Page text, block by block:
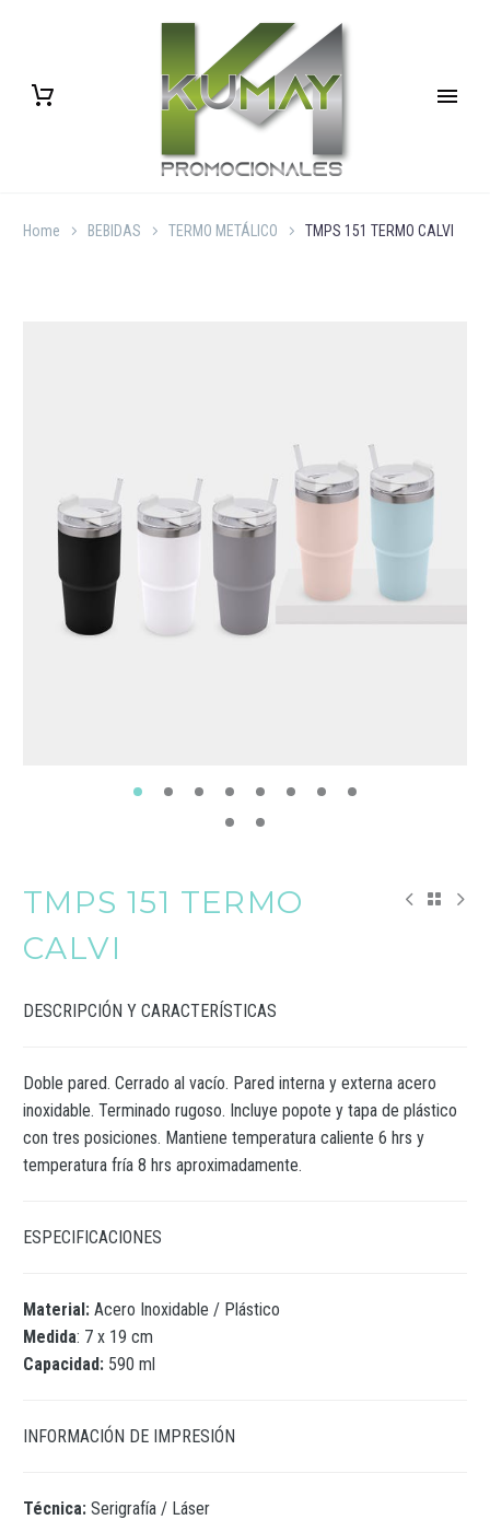
Home BEBIDAS TERMO METÁLICO TMPS 151 TERMO CALVI
TMPS 151 TERMO
CALVI
DESCRIPCIÓN Y CARACTERÍSTICAS
Doble pared. Cerrado al vacío. Pared interna y externa acero
inoxidable. Terminado rugoso. Incluye popote y tapa de plástico
con tres posiciones. Mantiene temperatura caliente 6 hrs y
temperatura fría 8 hrs aproximadamente.
ESPECIFICACIONES
Material: Acero Inoxidable / Plástico
Medida: 7 x 19 cm
Capacidad: 590 ml
INFORMACIÓN DE IMPRESIÓN
Técnica: Serigrafía / Láser